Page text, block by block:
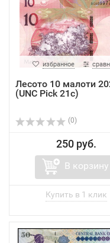
избранное
Лесото 10 малоти
(UNC Pick 21c)
(0)
250 руб.
В корзину